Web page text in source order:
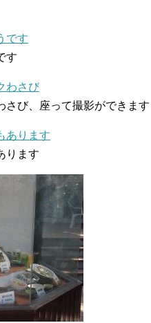
す
さび、座って撮影ができます
ります